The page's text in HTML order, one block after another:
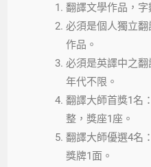
翻譯文學作品，字
必須是個人獨立
作品。
必須是英譯中之
年代不限。
翻譯大師首獎1名
整，獎座1座。
翻譯大師優選4名
獎牌1面。